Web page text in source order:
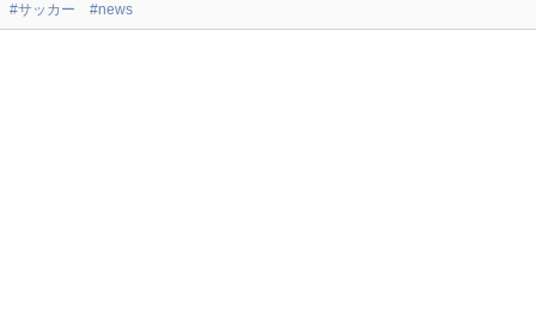
#サッカー #news